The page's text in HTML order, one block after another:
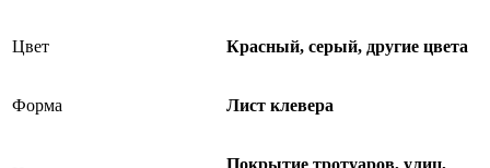
Цвет Красный, серый, другие цвета
Форма Лист клевера
Покрытие тротуаров, улиц,